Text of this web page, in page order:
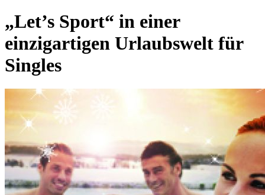
„Let’s Sport“ in einer
einzigartigen Urlaubswelt für
Singles